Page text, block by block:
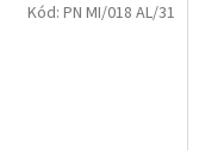
Kód: PN MI/018 AL/31